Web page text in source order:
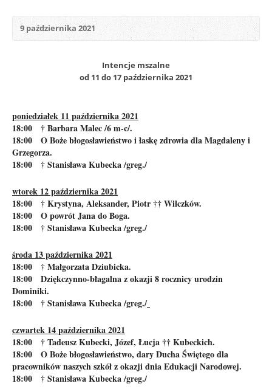
9 października 2021
Intencje mszalne
od 11 do 17 października 2021
poniedziałek 11 października 2021
18:00 † Barbara Malec /6 m-c/.
18:00 O Boże błogosławieństwo i łaskę zdrowia dla Magdaleny i
Grzegorza.
18:00 † Stanisława Kubecka /greg./
wtorek 12 października 2021
18:00 † Krystyna, Aleksander, Piotr †† Wilczków.
18:00 O powrót Jana do Boga.
18:00 † Stanisława Kubecka /greg./
środa 13 października 2021
18:00 † Małgorzata Dziubicka.
18:00 Dziękczynno-błagalna z okazji 8 rocznicy urodzin
Dominiki.
18:00 † Stanisława Kubecka /greg./
czwartek 14 października 2021
18:00 † Tadeusz Kubecki, Józef, Łucja †† Kubeckich.
18:00 O Boże błogosławieństwo, dary Ducha Świętego dla
pracowników naszych szkół z okazji dnia Edukacji Narodowej.
18:00 † Stanisława Kubecka /greg./